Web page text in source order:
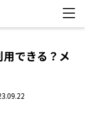
できる？メ